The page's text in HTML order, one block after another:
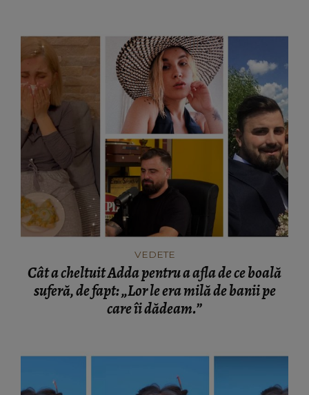
VEDETE
Cât a cheltuit Adda pentru a afla de ce boală
suferă, de fapt: „Lor le era milă de banii pe
care îi dădeam.”